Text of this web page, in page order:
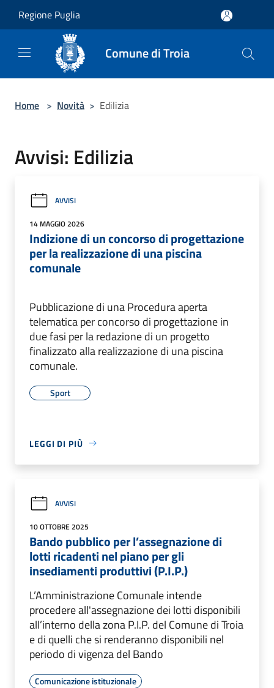
Regione Puglia
Comune di Troia
Home > Novità > Edilizia
Avvisi: Edilizia
AVVISI
14 MAGGIO 2026
Indizione di un concorso di progettazione
per la realizzazione di una piscina
comunale
Pubblicazione di una Procedura aperta
telematica per concorso di progettazione in
due fasi per la redazione di un progetto
finalizzato alla realizzazione di una piscina
comunale.
Sport
LEGGI DI PIÙ
AVVISI
10 OTTOBRE 2025
Bando pubblico per l’assegnazione di
lotti ricadenti nel piano per gli
insediamenti produttivi (P.I.P.)
L’Amministrazione Comunale intende
procedere all'assegnazione dei lotti disponibili
all’interno della zona P.I.P. del Comune di Troia
e di quelli che si renderanno disponibili nel
periodo di vigenza del Bando
Comunicazione istituzionale